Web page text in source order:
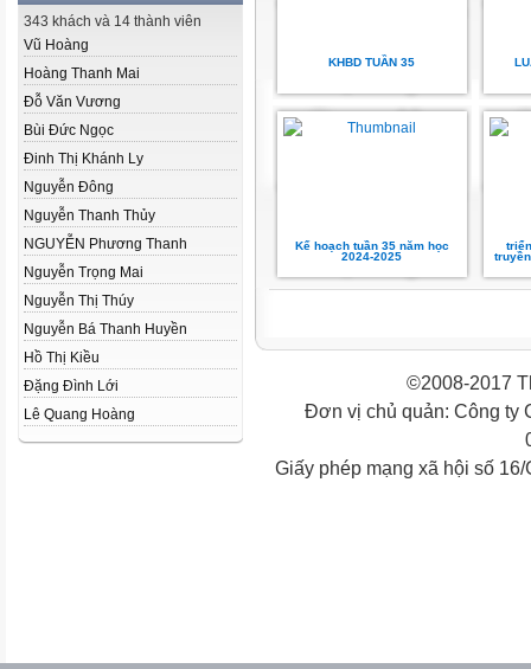
343 khách và 14 thành viên
Vũ Hoàng
Hoàng Thanh Mai
Đỗ Văn Vương
Bùi Đức Ngọc
Đinh Thị Khánh Ly
Nguyễn Đông
Nguyễn Thanh Thủy
NGUYỄN Phương Thanh
Nguyễn Trọng Mai
Nguyễn Thị Thúy
Nguyễn Bá Thanh Huyền
Hồ Thị Kiều
Đặng Đình Lới
Lê Quang Hoàng
KHBD TUẦN 35
Kế hoạch tuần 35 năm học
2024-2025
©2008-2017
Đơn vị chủ quản: Công ty
Giấy phép mạng xã hội số